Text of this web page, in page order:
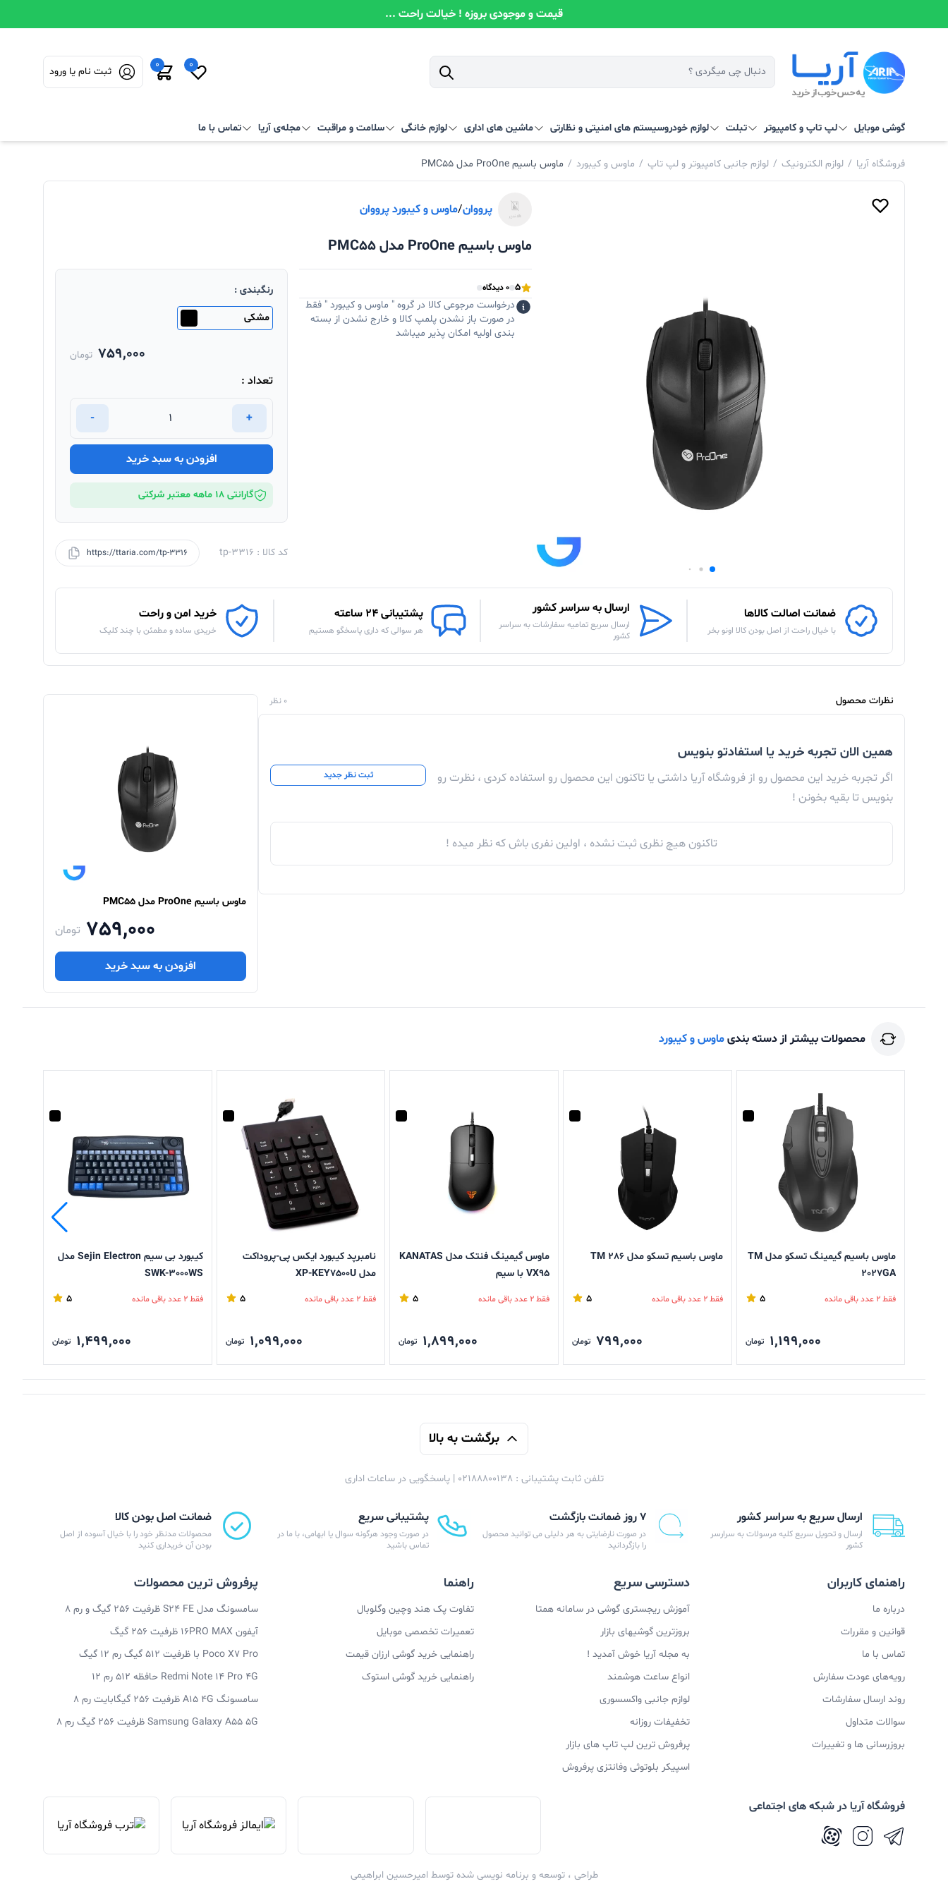
قیمت و موجودی بروزه ! خیالت راحت ...
0
0
ثبت نام یا ورود
گوشی موبایل لپ تاپ و کامپیوتر تبلت لوازم خودروسیستم‌ های امنیتی و نظارتی ماشین های اداری لوازم خانگی سلامت و مراقبت مجله‌ی آریا تماس با ما
فروشگاه آریا / لوازم الکترونیک / لوازم جانبی کامپیوتر و لپ تاپ / ماوس و کیبورد / ماوس باسیم ProOne مدل PMC55
پرووان/ماوس و کیبورد پرووان
ماوس باسیم ProOne مدل PMC55
5 0 دیدگاه
درخواست مرجوعی کالا در گروه " ماوس و کیبورد " فقط
در صورت باز نشدن پلمپ کالا و خارج نشدن از بسته
بندی اولیه امکان پذیر میباشد
رنگبندی :
مشکی
759,000 تومان
تعداد :
+
-
افزودن به سبد خرید
گارانتی 18 ماهه معتبر شرکتی
کد کالا : tp-3316 https://ttaria.com/tp-3316
ضمانت اصالت کالاها
با خیال راحت از اصل بودن کالا اونو بخر
ارسال به سراسر کشور
ارسال سریع تمامیه سفارشات به سراسر
کشور
پشتیبانی 24 ساعته
هر سوالی که داری پاسخگو هستیم
خرید امن و راحت
خریدی ساده و مطمئن با چند کلیک
نظرات محصول 0 نظر
همین الان تجربه خرید یا استفادتو بنویس
اگر تجربه خرید این محصول رو از فروشگاه آریا داشتی یا تاکنون این محصول رو استفاده کردی ، نظرت رو
بنویس تا بقیه بخونن !
ثبت نظر جدید
تاکنون هیچ نظری ثبت نشده ، اولین نفری باش که نظر میده !
ماوس باسیم ProOne مدل PMC55
759,000 تومان
افزودن به سبد خرید
محصولات بیشتر از دسته بندیماوس و کیبورد
ماوس باسیم گیمینگ تسکو مدل TM
2027GA
فقط 2 عدد باقی مانده 5
1,199,000 تومان
ماوس باسیم تسکو مدل TM 286
فقط 2 عدد باقی مانده 5
799,000 تومان
ماوس گیمینگ فنتک مدل KANATAS
VX95 با سیم
فقط 2 عدد باقی مانده 5
1,899,000 تومان
نامبرپد کیبورد ایکس پی-پروداکت
مدل XP-KEY7500U
فقط 2 عدد باقی مانده 5
1,099,000 تومان
کیبورد بی سیم Sejin Electron مدل
SWK-3000WS
فقط 2 عدد باقی مانده 5
1,499,000 تومان
برگشت به بالا
تلفن ثابت پشتیبانی : 02188800138 | پاسخگویی در ساعات اداری
ارسال سریع به سراسر کشور
ارسال و تحویل سریع کلیه مرسولات به سرارسر
کشور
۷ روز ضمانت بازگشت
در صورت نارضایتی به هر دلیلی می توانید محصول
را بازگردانید
پشتیبانی سریع
در صورت وجود هرگونه سوال یا ابهامی، با ما در
تماس باشید
ضمانت اصل بودن کالا
محصولات مدنظر خود را با خیال آسوده از اصل
بودن آن خریداری کنید
راهنمای کاربران
درباره ما
قوانین و مقررات
تماس با ما
رویه‌های عودت سفارش
روند ارسال سفارشات
سوالات متداول
بروزرسانی ها و تغییرات
دسترسی سریع
آموزش ریجستری گوشی در سامانه همتا
بروزترین گوشیهای بازار
به مجله آریا خوش آمدید !
انواع ساعت هوشمند
لوازم جانبی واکسسوری
تخفیفات روزانه
پرفروش ترین لپ تاپ های بازار
اسپیکر بلوتوثی وفانتزی پرفروش
راهنما
تفاوت پک هند وچین وگلوبال
تعمیرات تخصصی موبایل
راهنمایی خرید گوشی ارزان قیمت
راهنمایی خرید گوشی استوک
پرفروش ترین محصولات
سامسونگ مدل S24 FE ظرفیت 256 گیگ و رم 8
آیفون 16PRO MAX ظرفیت 256 گیگ
Poco X7 Pro با ظرفیت 512 گیگ رم 12 گیگ
Redmi Note 14 Pro 4G حافظه 512 رم 12
سامسونگ A15 4G ظرفیت 256 گیگابایت رم 8
Samsung Galaxy A55 5G ظرفیت 256 گیگ رم 8
فروشگاه آریا در شبکه های اجتماعی
طراحی ، توسعه و برنامه نویسی شده توسط امیرحسین ابراهیمی